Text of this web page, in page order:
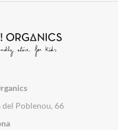
del Poblenou, 66